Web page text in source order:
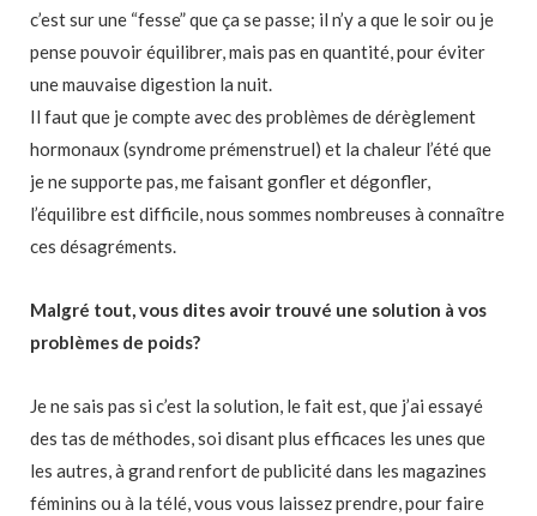
c’est sur une “fesse” que ça se passe; il n’y a que le soir ou je
pense pouvoir équilibrer, mais pas en quantité, pour éviter
une mauvaise digestion la nuit.
Il faut que je compte avec des problèmes de dérèglement
hormonaux (syndrome prémenstruel) et la chaleur l’été que
je ne supporte pas, me faisant gonfler et dégonfler,
l’équilibre est difficile, nous sommes nombreuses à connaître
ces désagréments.
Malgré tout, vous dites avoir trouvé une solution à vos
problèmes de poids?
Je ne sais pas si c’est la solution, le fait est, que j’ai essayé
des tas de méthodes, soi disant plus efficaces les unes que
les autres, à grand renfort de publicité dans les magazines
féminins ou à la télé, vous vous laissez prendre, pour faire